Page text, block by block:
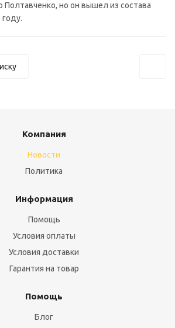
Полтавченко, но он вышел из состава
Компания
Новости
Политика
Информация
Помощь
Условия оплаты
Условия доставки
Гарантия на товар
Помощь
Блог